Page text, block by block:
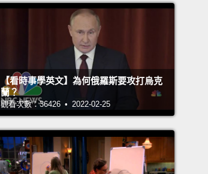
【看時事學英文】為何俄羅斯要攻打烏克
蘭？
觀看次數：36426 • 2022-02-25